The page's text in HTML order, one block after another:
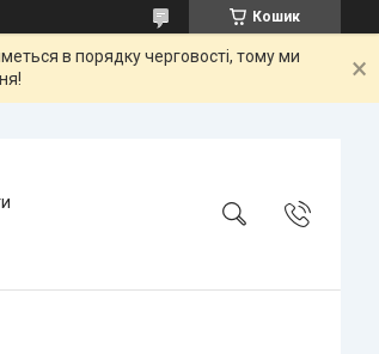
Кошик
в порядку черговості, тому ми